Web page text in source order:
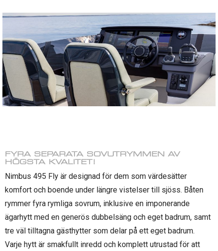
FYRA SEPARATA SOVUTRYMMEN AV
HÖGSTA KVALITET!
Nimbus 495 Fly är designad för dem som värdesätter
komfort och boende under längre vistelser till sjöss. Båten
rymmer fyra rymliga sovrum, inklusive en imponerande
ägarhytt med en generös dubbelsäng och eget badrum, samt
tre väl tilltagna gästhytter som delar på ett eget badrum.
Varje hytt är smakfullt inredd och komplett utrustad för att